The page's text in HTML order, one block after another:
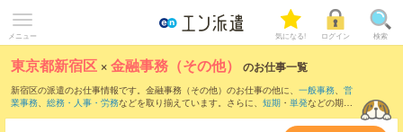
メニュー 気になる! ログイン 検索
東京都新宿区 ×金融事務（その他） のお仕事一覧
新宿区の派遣のお仕事情報です。金融事務（その他）のお仕事の他に、 一般事務、 営
業事務、 総務・人事・労務などを取り揃えています。さらに、 短期 ・ 単発などの期間